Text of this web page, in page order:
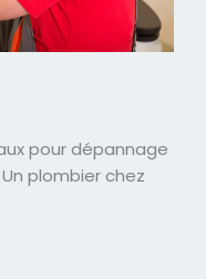
pour dépannage
plombier chez